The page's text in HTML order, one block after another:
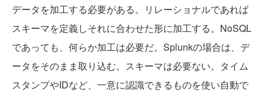
データを加工する必要がある。リレーショナルであれば
スキーマを定義しそれに合わせた形に加工する。NoSQL
であっても、何らか加工は必要だ。Splunkの場合は、デ
ータをそのまま取り込む。スキーマは必要ない。タイム
スタンプやIDなど、一意に認識できるものを使い自動で